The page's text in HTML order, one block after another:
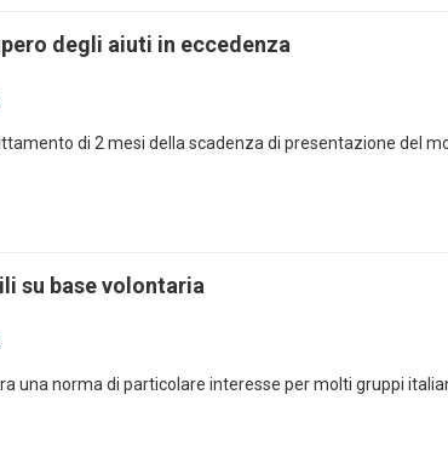
degli aiuti in eccedenza
di 2 mesi della scadenza di presentazione del
su base volontaria
una norma di particolare interesse per molti gruppi